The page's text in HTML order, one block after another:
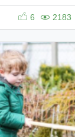
6 2183